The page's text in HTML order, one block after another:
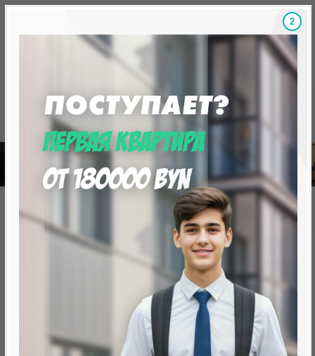
Скидки на новостройки, бонусы
«Минск Мир»
30.7 «Нью-Йорк», квартал Северная Америка
30.7 «Нью-Йорк», квартал
Северная Америка
Минск, Октябрьский, ул. Белградская
метро «Ковальская Слобода», 566 м
1